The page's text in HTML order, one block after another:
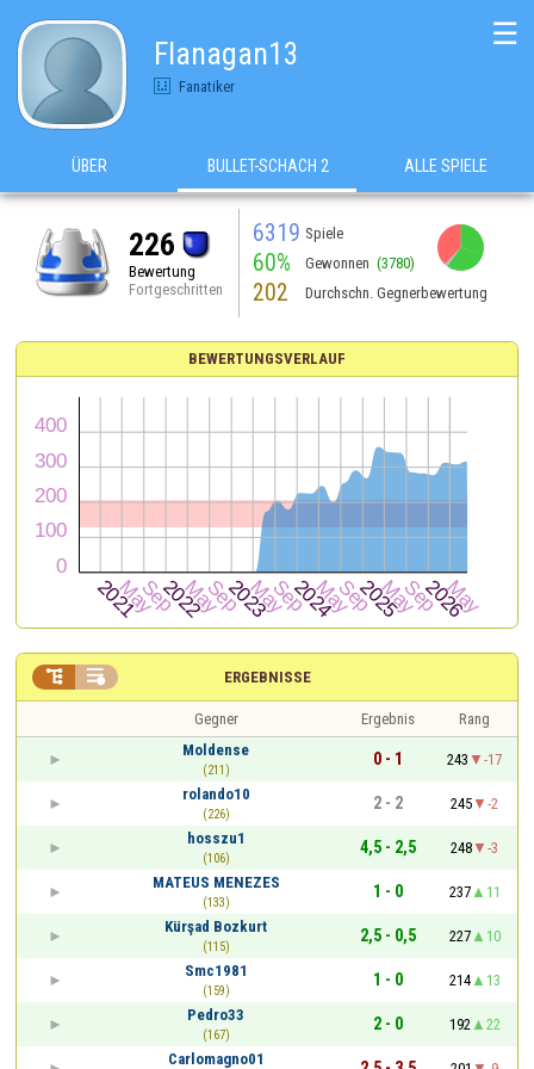
Flanagan13
Fanatiker
☰
ÜBER BULLET-SCHACH 2 ALLE SPIELE
226
Bewertung
Fortgeschritten
6319 Spiele
60% Gewonnen (3780)
202 Durchschn. Gegnerbewertung
BEWERTUNGSVERLAUF
ERGEBNISSE
 
Gegner Ergebnis
Rang
Moldense
(211)
0 - 1 243
-17
rolando10
(226)
2 - 2 245
-2
hosszu1
(106)
4,5 - 2,5 248
-3
MATEUS MENEZES
(133)
1 - 0 237
11
Kürşad Bozkurt
(115)
2,5 - 0,5 227
10
Smc1981
(159)
1 - 0 214
13
Pedro33
(167)
2 - 0 192
22
Carlomagno01